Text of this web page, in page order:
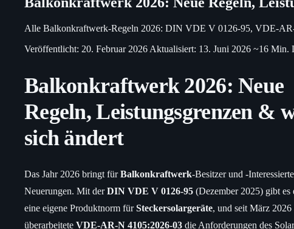
Alle Balkonkraftwerk-Regeln 2026: DIN VDE V 0126-95, VDE-
Veröffentlicht: 20. Februar 2026 Aktualisiert: 13. Juni 2026 ~16 Min.
Balkonkraftwerk 2026: Neue
Regeln, Leistungsgrenzen &
sich ändert
Das Jahr 2026 bringt fürBalkonkraftwerk-Besitzer und -
Neuerungen. Mit derDIN VDE V 0126-95 (Dezember 2025) gibt es
eine eigene Produktnorm fürSteckersolargeräte, und seit März 2026
überarbeitete VDE-AR-N 4105:2026-03 die Anforderungen des